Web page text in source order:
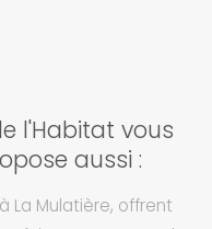
l'Habitat vous
aussi :
La Mulatière, offrent